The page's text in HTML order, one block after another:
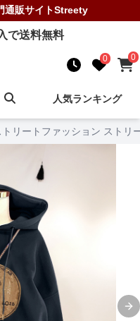
通販サイトStreety
で送料無料
0 0
人気ランキング
トリートファッション ストリ